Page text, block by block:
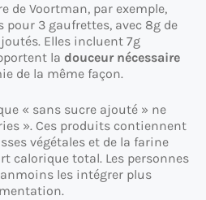
de Voortman, par exemple,
pour 3 gaufrettes, avec 8g de
Elles incluent 7g
la douceur nécessaire
de la même façon.
« sans sucre ajouté » ne
». Ces produits contiennent
végétales et de la farine
calorique total. Les personnes
les intégrer plus